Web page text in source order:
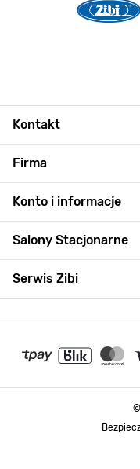
Kontakt
Firma
Konto i informacje
Salony Stacjonarne
Serwis Zibi